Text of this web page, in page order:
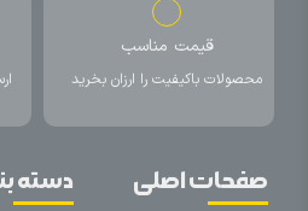
قیمت مناسب
محصولات باکیفیت را ارزان بخرید
صفحات اصلی دسته